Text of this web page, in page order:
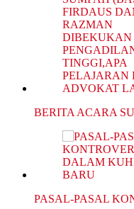
BERITA ACARA
PASAL-PASAL